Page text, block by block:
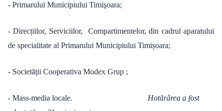
- Primarului Municipiului Timişoara;
- Direcțiilor, Serviciilor, Compartimentelor, din cadrul aparatului
de specialitate al Primarului Municipiului Timișoara;
- Societății Cooperativa Modex Grup ;
- Mass-media locale. Hotărârea a fost